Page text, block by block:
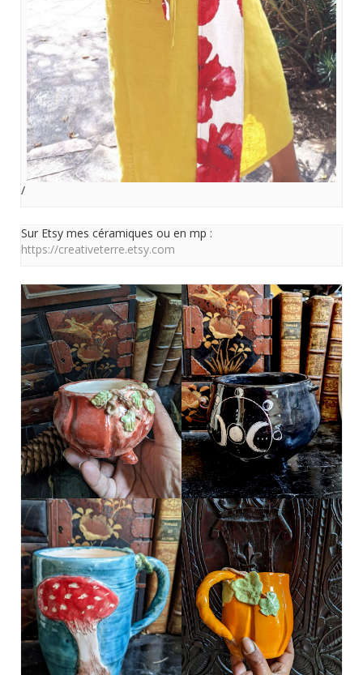
/
Sur Etsy mes céramiques ou en mp :
https://creativeterre.etsy.com